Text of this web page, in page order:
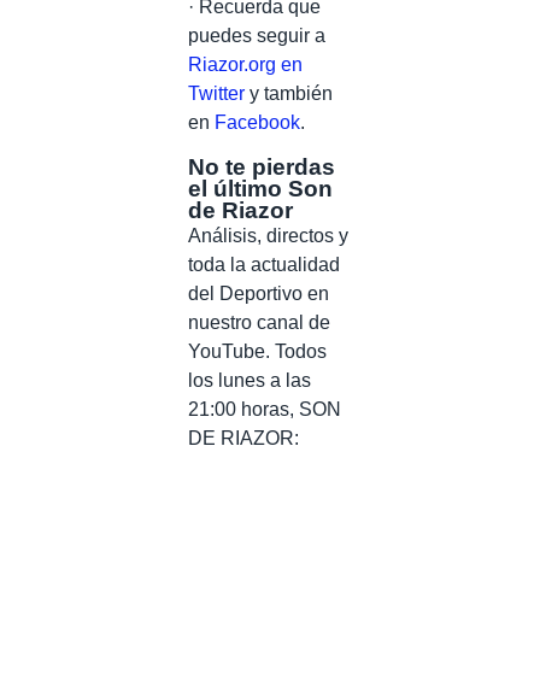
· Recuerda que
puedes seguir a
Riazor.org en
Twitter y también
en Facebook.
No te pierdas
el último Son
de Riazor
Análisis, directos y
toda la actualidad
del Deportivo en
nuestro canal de
YouTube. Todos
los lunes a las
21:00 horas, SON
DE RIAZOR: